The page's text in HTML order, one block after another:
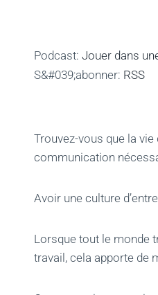
Podcast:Jouer dans
S&#039;abonner: RSS
Trouvez-vous que la
communication
Avoir une culture
Lorsque tout le monde
travail, cela apporte de